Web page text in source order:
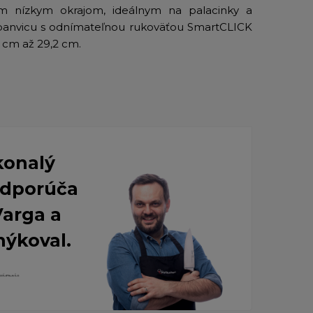
nízkym okrajom, ideálnym na palacinky a
s odnímateľnou rukoväťou SmartCLICK
až 29,2 cm.
a